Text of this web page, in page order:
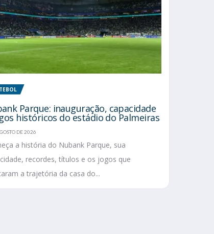
Parque: inauguração, capacidade
históricos do estádio do Palmeiras
DE 2026
a história do Nubank Parque, sua
recordes, títulos e os jogos que
a trajetória da casa do...